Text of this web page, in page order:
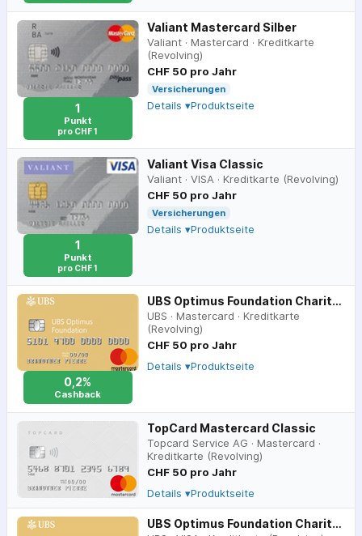
1
Punkt
pro CHF 1
Valiant Mastercard Silber
Valiant · Mastercard · Kreditkarte
(Revolving)
CHF 50 pro Jahr
Versicherungen
Details ▾Produktseite
1
Punkt
pro CHF 1
Valiant Visa Classic
Valiant · VISA · Kreditkarte (Revolving)
CHF 50 pro Jahr
Versicherungen
Details ▾Produktseite
0,2%
Cashback
UBS Optimus Foundation Charity Mastercard
UBS · Mastercard · Kreditkarte
(Revolving)
CHF 50 pro Jahr
Details ▾Produktseite
TopCard Mastercard Classic
Topcard Service AG · Mastercard ·
Kreditkarte (Revolving)
CHF 50 pro Jahr
Details ▾Produktseite
UBS Optimus Foundation Charity Card Visa